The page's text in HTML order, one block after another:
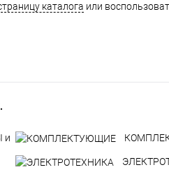
каталога или
и